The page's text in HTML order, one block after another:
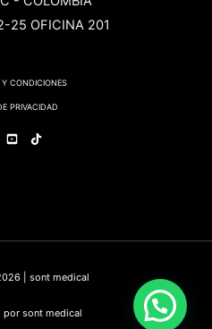
25 OFICINA 201
CONDICIONES
PRIVACIDAD
| sont medical
por sont medical